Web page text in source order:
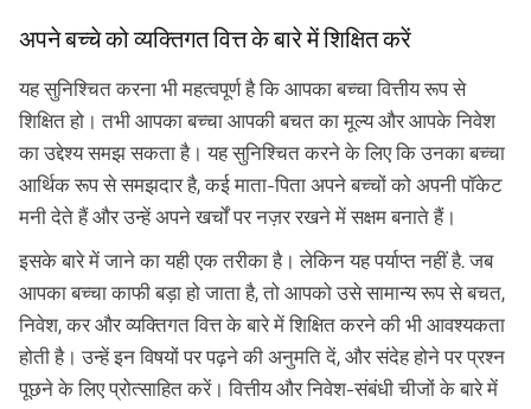
अपने बच्चे को व्यक्तिगत वित्त के बारे में शिक्षित करें
यह सुनिश्चित करना भी महत्वपूर्ण है कि आपका बच्चा वित्तीय रूप से
शिक्षित हो। तभी आपका बच्चा आपकी बचत का मूल्य और आपके निवेश
का उद्देश्य समझ सकता है। यह सुनिश्चित करने के लिए कि उनका बच्चा
आर्थिक रूप से समझदार है, कई माता-पिता अपने बच्चों को अपनी पॉकेट
मनी देते हैं और उन्हें अपने खर्चों पर नज़र रखने में सक्षम बनाते हैं।
इसके बारे में जाने का यही एक तरीका है। लेकिन यह पर्याप्त नहीं है. जब
आपका बच्चा काफी बड़ा हो जाता है, तो आपको उसे सामान्य रूप से बचत,
निवेश, कर और व्यक्तिगत वित्त के बारे में शिक्षित करने की भी आवश्यकता
होती है। उन्हें इन विषयों पर पढ़ने की अनुमति दें, और संदेह होने पर प्रश्न
पूछने के लिए प्रोत्साहित करें। वित्तीय और निवेश-संबंधी चीजों के बारे में